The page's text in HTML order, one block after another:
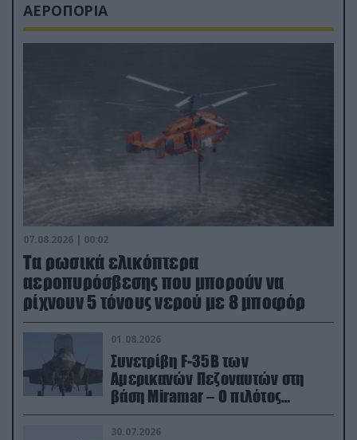
ΑΕΡΟΠΟΡΙΑ
07.08.2026 | 00:02
Τα ρωσικά ελικόπτερα
αεροπυρόσβεσης που μπορούν να
ρίχνουν 5 τόνους νερού με 8 μποφόρ
01.08.2026
Συνετρίβη F-35B των
Αμερικανών Πεζοναυτών στη
βάση Miramar – Ο πιλότος
εκτινάχθηκε εγκαίρως
30.07.2026